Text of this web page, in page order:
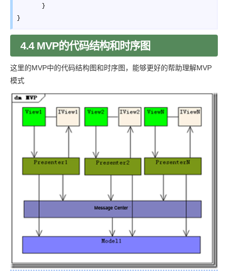
       }
}
4.4 MVP的代码结构和时序图
这里的MVP中的代码结构图和时序图，能够更好的帮助理解MVP
模式